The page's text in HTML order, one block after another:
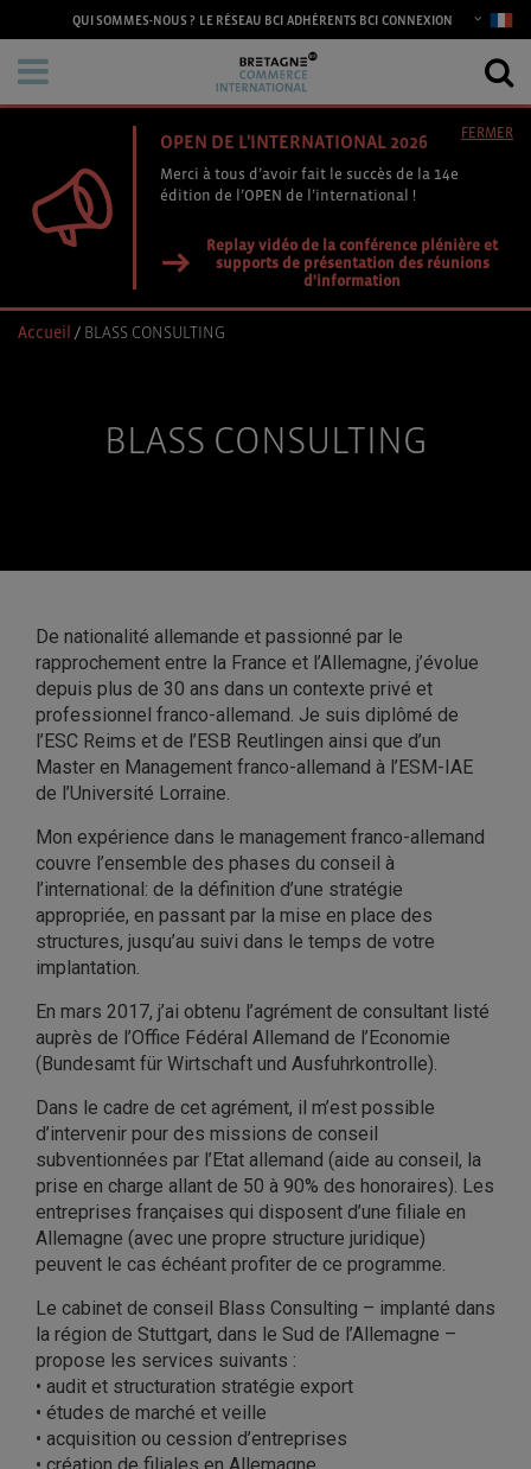
QUI SOMMES-NOUS ? LE RÉSEAU BCI ADHÉRENTS BCI CONNEXION
OPEN DE L'INTERNATIONAL 2026
Merci à tous d’avoir fait le succès de la 14e
édition de l’OPEN de l’international !
Replay vidéo de la conférence plénière et
supports de présentation des réunions
d'information
FERMER
Accueil / BLASS CONSULTING
BLASS CONSULTING
De nationalité allemande et passionné par le
rapprochement entre la France et l’Allemagne, j’évolue
depuis plus de 30 ans dans un contexte privé et
professionnel franco-allemand. Je suis diplômé de
l’ESC Reims et de l’ESB Reutlingen ainsi que d’un
Master en Management franco-allemand à l’ESM-IAE
de l’Université Lorraine.
Mon expérience dans le management franco-allemand
couvre l’ensemble des phases du conseil à
l’international: de la définition d’une stratégie
appropriée, en passant par la mise en place des
structures, jusqu’au suivi dans le temps de votre
implantation.
En mars 2017, j’ai obtenu l’agrément de consultant listé
auprès de l’Office Fédéral Allemand de l’Economie
(Bundesamt für Wirtschaft und Ausfuhrkontrolle).
Dans le cadre de cet agrément, il m’est possible
d’intervenir pour des missions de conseil
subventionnées par l’Etat allemand (aide au conseil, la
prise en charge allant de 50 à 90% des honoraires). Les
entreprises françaises qui disposent d’une filiale en
Allemagne (avec une propre structure juridique)
peuvent le cas échéant profiter de ce programme.
Le cabinet de conseil Blass Consulting – implanté dans
la région de Stuttgart, dans le Sud de l’Allemagne –
propose les services suivants :
• audit et structuration stratégie export
• études de marché et veille
• acquisition ou cession d’entreprises